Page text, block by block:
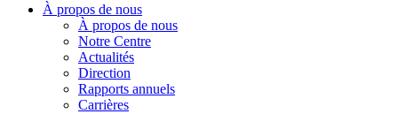
À propos de nous
À propos de nous
Notre Centre
Actualités
Direction
Rapports annuels
Carrières